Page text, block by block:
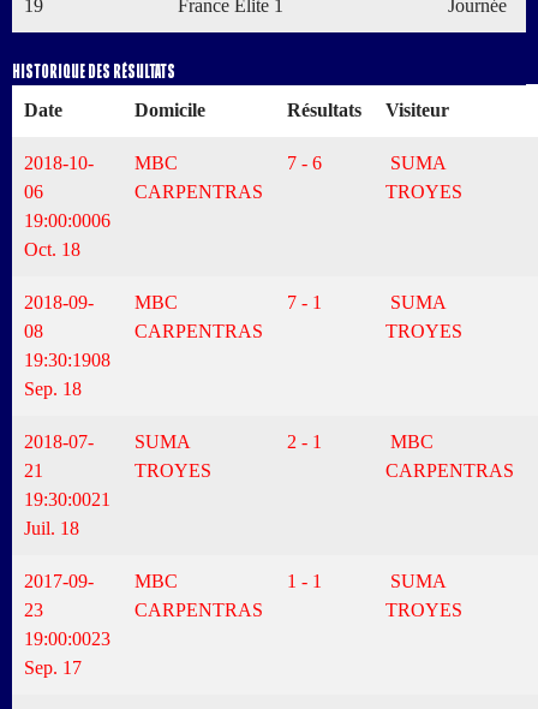
19 France Élite 1 Journée
Historique des résultats
Date Domicile Résultats Visiteur
2018-10-
06
19:00:0006
Oct. 18
MBC
CARPENTRAS
7 - 6
SUMA
TROYES
2018-09-
08
19:30:1908
Sep. 18
MBC
CARPENTRAS
7 - 1
SUMA
TROYES
2018-07-
21
19:30:0021
Juil. 18
SUMA
TROYES
2 - 1
MBC
CARPENTRAS
2017-09-
23
19:00:0023
Sep. 17
MBC
CARPENTRAS
1 - 1
SUMA
TROYES